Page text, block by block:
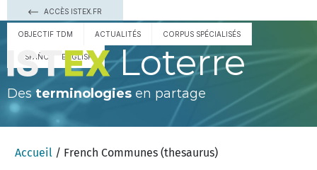
ACCÈS ISTEX.FR
OBJECTIF TDM ACTUALITÉS CORPUS SPÉCIALISÉS
ESPAÑOL ENGLISH Loterre
Des terminologies en partage
Accueil / French Communes (thesaurus)